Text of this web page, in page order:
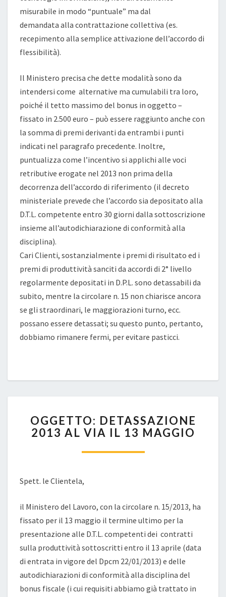
misurabile in modo “puntuale” ma dal
demandata alla contrattazione collettiva (es.
recepimento alla semplice attivazione dell’accordo di
flessibilità).
Il Ministero precisa che dette modalità sono da
intendersi come alternative ma cumulabili tra loro,
poiché il tetto massimo del bonus in oggetto –
fissato in 2.500 euro – può essere raggiunto anche con
la somma di premi derivanti da entrambi i punti
indicati nel paragrafo precedente. Inoltre,
puntualizza come l’incentivo si applichi alle voci
retributive erogate nel 2013 non prima della
decorrenza dell’accordo di riferimento (il decreto
ministeriale prevede che l’accordo sia depositato alla
D.T.L. competente entro 30 giorni dalla sottoscrizione
insieme all’autodichiarazione di conformità alla
disciplina).
Cari Clienti, sostanzialmente i premi di risultato ed i
premi di produttività sanciti da accordi di 2° livello
regolarmente depositati in D.P.L. sono detassabili da
subito, mentre la circolare n. 15 non chiarisce ancora
se gli straordinari, le maggiorazioni turno, ecc.
possano essere detassati; su questo punto, pertanto,
dobbiamo rimanere fermi, per evitare pasticci.
DETASSAZIONE
2013
VIA
OGGETTO: DETASSAZIONE
2013 AL VIA IL 13 MAGGIO
Spett. le Clientela,
il Ministero del Lavoro, con la circolare n. 15/2013, ha
fissato per il 13 maggio il termine ultimo per la
presentazione alle D.T.L. competenti dei contratti
sulla produttività sottoscritti entro il 13 aprile (data
di entrata in vigore del Dpcm 22/01/2013) e delle
autodichiarazioni di conformità alla disciplina del
bonus fiscale (i cui requisiti abbiamo già trattato in